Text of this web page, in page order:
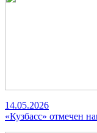
14.05.2026
«Кузбасс» отмечен